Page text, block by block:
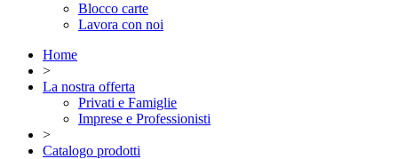
Blocco carte
Lavora con noi
Home
>
La nostra offerta
Privati e Famiglie
Imprese e Professionisti
>
Catalogo prodotti